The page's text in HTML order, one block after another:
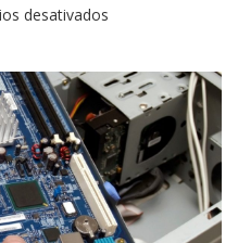
desativados
to
install
a
motherboard
and
CPU